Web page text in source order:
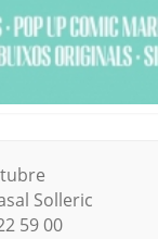
Solleric
59 00